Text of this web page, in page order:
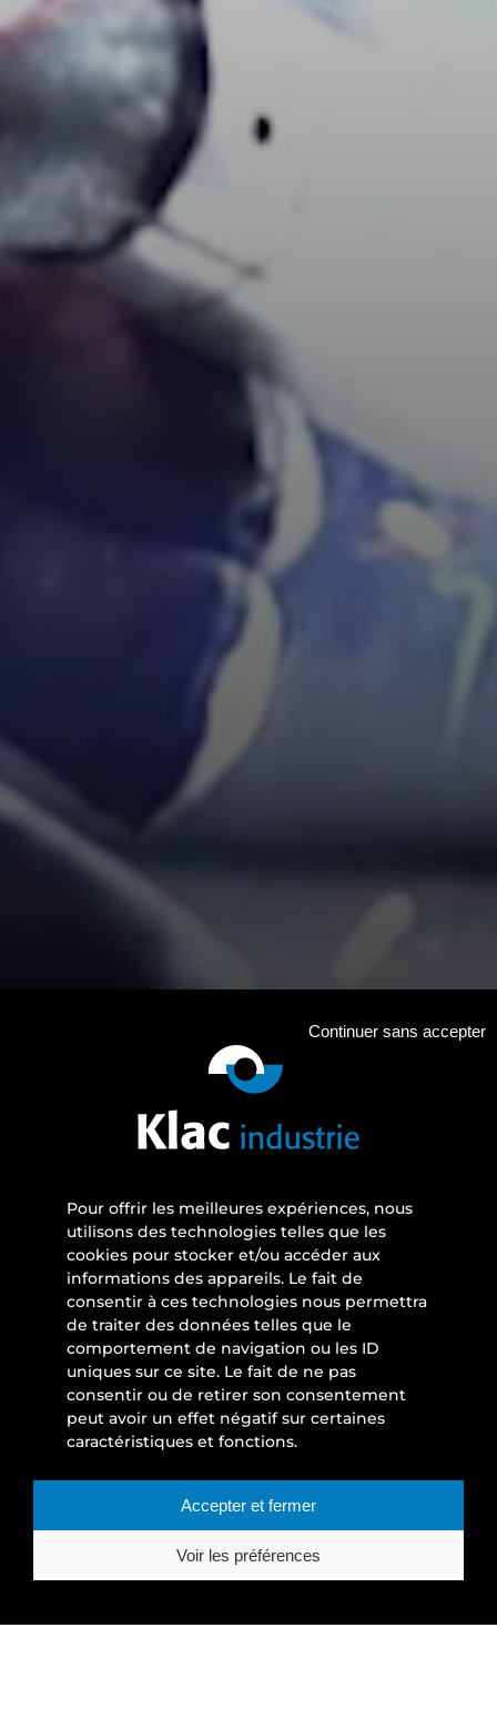
Pour offrir les meilleures expériences, nous
utilisons des technologies telles que les
cookies pour stocker et/ou accéder aux
informations des appareils. Le fait de
consentir à ces technologies nous permettra
de traiter des données telles que le
comportement de navigation ou les ID
uniques sur ce site. Le fait de ne pas
consentir ou de retirer son consentement
peut avoir un effet négatif sur certaines
caractéristiques et fonctions.
Accepter et fermer
Continuer sans accepter
Voir les préférences
SPÉCIALISTE
D’ACCESSOIRES D’ENGINS
DE TRAVAUX PUBLICS